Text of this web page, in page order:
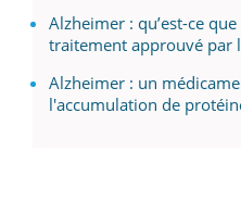
Alzheimer : qu’est-ce
traitement approuvé par
Alzheimer : un
l'accumulation de